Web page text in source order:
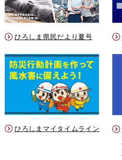
ひろしま県民だより夏号
ひろしまマイタイムライン